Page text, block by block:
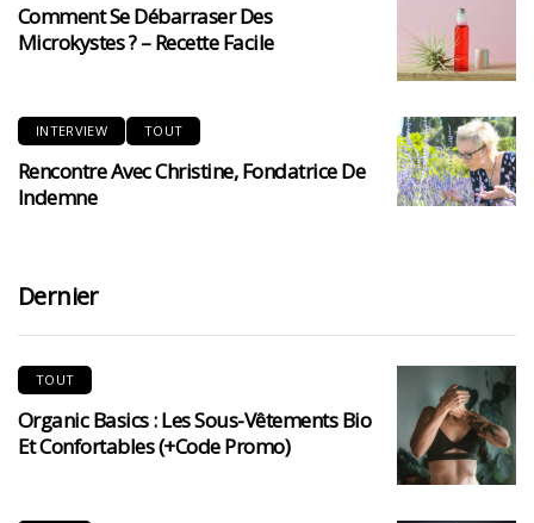
Comment Se Débarraser Des
Microkystes ? – Recette Facile
INTERVIEW TOUT
Rencontre Avec Christine, Fondatrice De
Indemne
Dernier
TOUT
Organic Basics : Les Sous-Vêtements Bio
Et Confortables (+code Promo)